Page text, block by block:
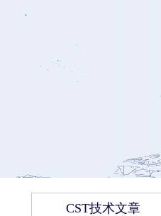
CST技术文章